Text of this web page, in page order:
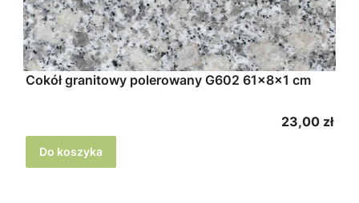
Cokół granitowy polerowany G602 61x8x1 cm
Cena
23,00 zł
Do koszyka